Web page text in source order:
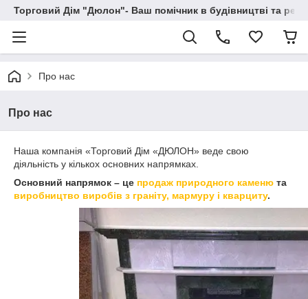
Торговий Дім "Дюлон"- Ваш помічник в будівництві та
Про нас
Про нас
Наша компанія «Торговий Дім «ДЮЛОН» веде свою
діяльність у кількох основних напрямках.
Основний напрямок – це продаж природного каменю та
виробництво виробів з граніту, мармуру і кварциту.